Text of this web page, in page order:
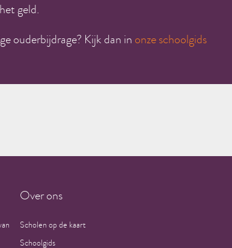
geld.
ouderbijdrage? Kijk dan in onze schoolgids
Over ons
Scholen op de kaart
Schoolgids